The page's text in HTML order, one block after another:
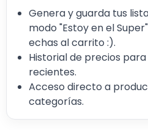
Genera y guarda tus
modo "Estoy en el
echas al carrito :).
Historial de precios
recientes.
Acceso directo a
categorías.